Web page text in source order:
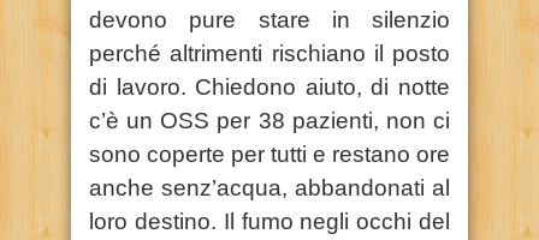
devono pure stare in silenzio
perché altrimenti rischiano il posto
di lavoro. Chiedono aiuto, di notte
c’è un OSS per 38 pazienti, non ci
sono coperte per tutti e restano ore
anche senz’acqua, abbandonati al
loro destino. Il fumo negli occhi del